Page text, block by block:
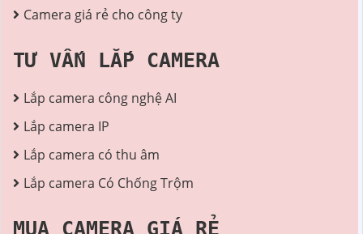
Camera giá rẻ cho công ty
TƯ VẤN LẮP CAMERA
Lắp camera công nghệ AI
Lắp camera IP
Lắp camera có thu âm
Lắp camera Có Chống Trộm
MUA CAMERA GIÁ RẺ